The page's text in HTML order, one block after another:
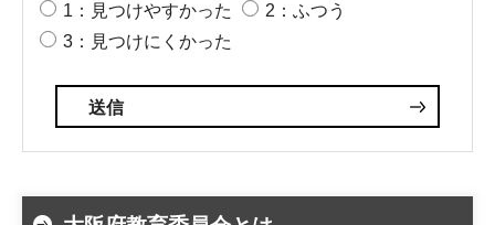
1：見つけやすかった
2：ふつう
3：見つけにくかった